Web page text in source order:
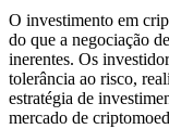
O investimento em
do que a negociação
inerentes. Os
tolerância ao risco,
estratégia de
mercado de